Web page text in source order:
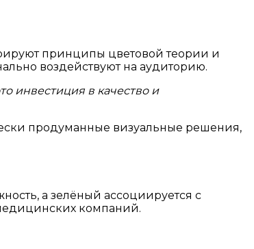
принципы цветовой теории и
воздействуют на аудиторию.
инвестиция в качество и
продуманные визуальные решения,
а зелёный ассоциируется с
компаний.